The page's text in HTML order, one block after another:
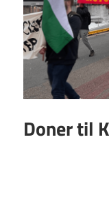
Doner til